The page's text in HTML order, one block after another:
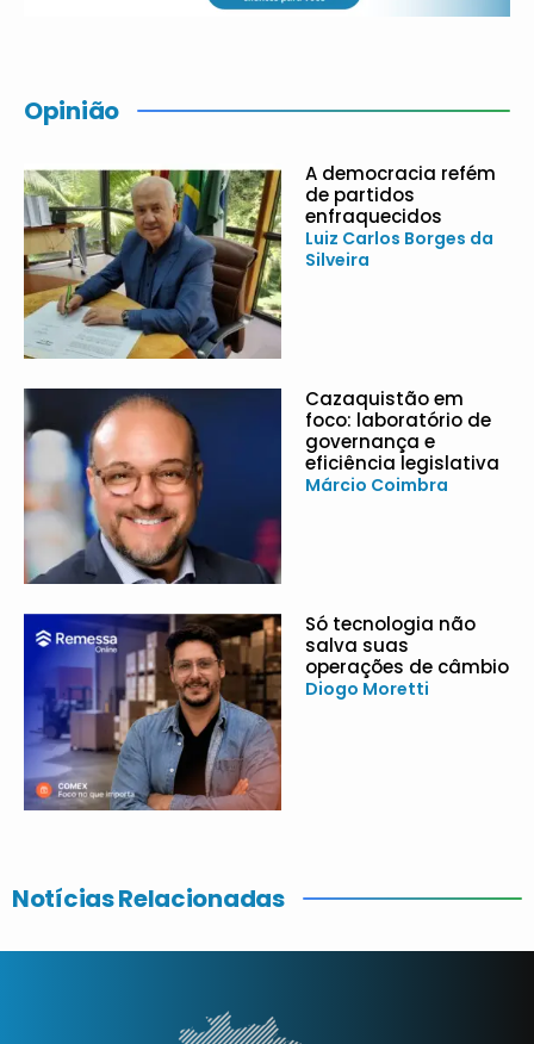
Opinião
A democracia refém
de partidos
enfraquecidos
Luiz Carlos Borges da
Silveira
Cazaquistão em
foco: laboratório de
governança e
eficiência legislativa
Márcio Coimbra
Só tecnologia não
salva suas
operações de câmbio
Diogo Moretti
Notícias Relacionadas